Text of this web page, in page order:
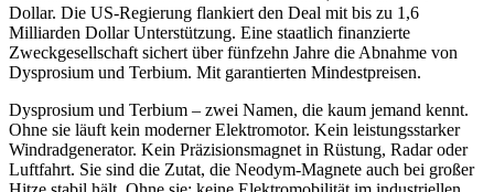
Dollar. Die US-Regierung flankiert den Deal mit bis zu 1,6
Milliarden Dollar Unterstützung. Eine staatlich finanzierte
Zweckgesellschaft sichert über fünfzehn Jahre die Abnahme von
Dysprosium und Terbium. Mit garantierten Mindestpreisen.
Dysprosium und Terbium – zwei Namen, die kaum jemand kennt.
Ohne sie läuft kein moderner Elektromotor. Kein leistungsstarker
Windradgenerator. Kein Präzisionsmagnet in Rüstung, Radar oder
Luftfahrt. Sie sind die Zutat, die Neodym-Magnete auch bei großer